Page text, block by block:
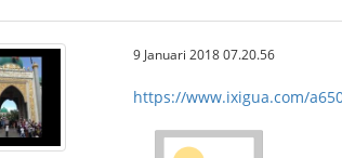
9 Januari 2018 07.20.56
https://www.ixigua.com/